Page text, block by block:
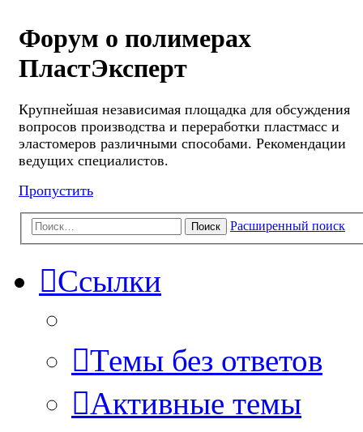
Форум о полимерах
ПластЭксперт
Крупнейшая независимая площадка для обсуждения
вопросов производства и переработки пластмасс и
эластомеров различными способами. Рекомендации
ведущих специалистов.
Пропустить
Поиск Расширенный поиск
Ссылки
Темы без ответов
Активные темы